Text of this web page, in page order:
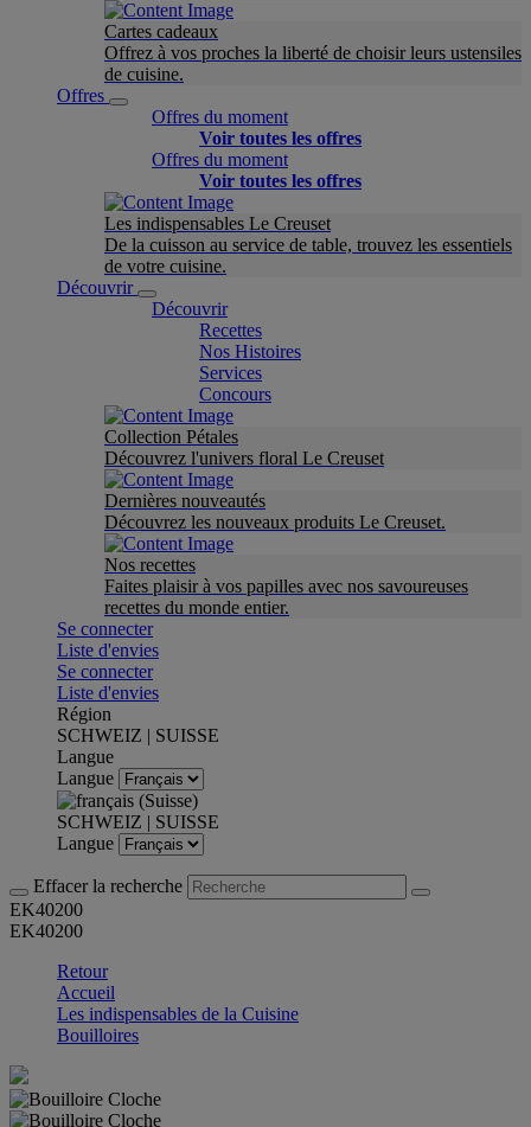
Cartes cadeaux
Offrez à vos proches la liberté de choisir leurs ustensiles
de cuisine.
Offres
Offres du moment
Voir toutes les offres
Offres du moment
Voir toutes les offres
Les indispensables Le Creuset
De la cuisson au service de table, trouvez les essentiels
de votre cuisine.
Découvrir
Découvrir
Recettes
Nos Histoires
Services
Concours
Collection Pétales
Découvrez l'univers floral Le Creuset
Dernières nouveautés
Découvrez les nouveaux produits Le Creuset.
Nos recettes
Faites plaisir à vos papilles avec nos savoureuses
recettes du monde entier.
Se connecter
Liste d'envies
Se connecter
Liste d'envies
Région
SCHWEIZ | SUISSE
Langue
Langue
SCHWEIZ | SUISSE
Langue
Effacer la recherche
EK40200
EK40200
Retour
Accueil
Les indispensables de la Cuisine
Bouilloires